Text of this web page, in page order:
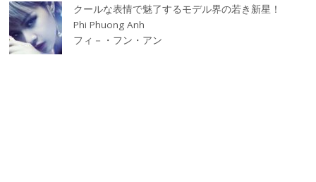
クールな表情で魅了するモデル界の若き新星！
Phi Phuong Anh
フィ－・フン・アン